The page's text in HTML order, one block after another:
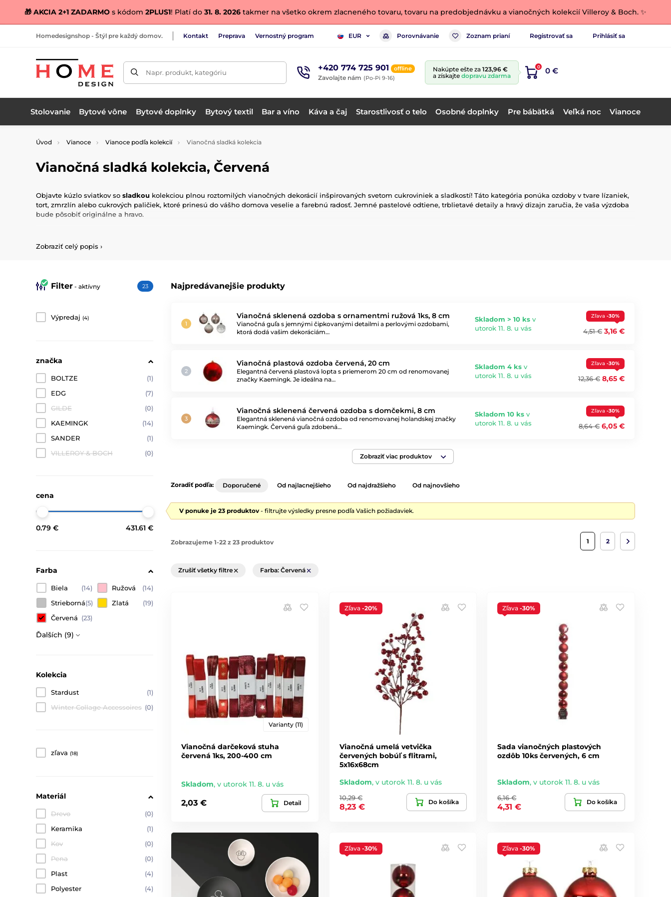
🎁 AKCIA 2+1 ZADARMO s kódom 2PLUS1! Platí do 31. 8. 2026 takmer na všetko okrem zlacneného tovaru, tovaru na predobjednávku a vianočných kolekcií Villeroy & Boch. ✨
Homedesignshop - Štýl pre každý domov. Kontakt Preprava Vernostný program EUR Porovnávanie Zoznam prianí Registrovať sa Prihlásiť sa
Napr. produkt, kategóriu +420 774 725 901 offline
Zavolajte nám (Po-Pi 9-16)
Nakúpte ešte za 123,96 €
a získajte dopravu zdarma
0 0 €
Stolovanie Bytové vône Bytové doplnky Bytový textil Bar a víno Káva a čaj Starostlivosť o telo Osobné doplnky Pre bábätká Veľká noc Vianoce
Úvod Vianoce Vianoce podľa kolekcií Vianočná sladká kolekcia
Vianočná sladká kolekcia, Červená
Objavte kúzlo sviatkov so sladkou kolekciou plnou roztomilých vianočných dekorácií inšpirovaných svetom cukroviniek a sladkostí! Táto kategória ponúka ozdoby v tvare lízaniek,
tort, zmrzlín alebo cukrových paličiek, ktoré prinesú do vášho domova veselie a farebnú radosť. Jemné pastelové odtiene, trblietavé detaily a hravý dizajn zaručia, že vaša výzdoba
bude pôsobiť originálne a hravo.
Zobraziť celý popis ›
Najpredávanejšie produkty
Vianočná sklenená ozdoba s ornamentmi ružová 1ks, 8 cm
Vianočná guľa s jemnými čipkovanými detailmi a perlovými ozdobami,
ktorá dodá vašim dekoráciám…
Skladom > 10 ks v
utorok 11. 8. u vás
Zľava -30%
4,51 € 3,16 €
Vianočná plastová ozdoba červená, 20 cm
Elegantná červená plastová lopta s priemerom 20 cm od renomovanej
značky Kaemingk. Je ideálna na…
Skladom 4 ks v
utorok 11. 8. u vás
Zľava -30%
12,36 € 8,65 €
Vianočná sklenená červená ozdoba s domčekmi, 8 cm
Elegantná sklenená vianočná ozdoba od renomovanej holandskej značky
Kaemingk. Červená guľa zdobená…
Skladom 10 ks v
utorok 11. 8. u vás
Zľava -30%
8,64 € 6,05 €
Zobraziť viac produktov
Filter - aktívny 23
Výpredaj (4)
značka
BOLTZE
(1)
EDG
(7)
GILDE
(0)
KAEMINGK
(14)
SANDER
(1)
VILLEROY & BOCH
(0)
cena
0.79 € 431.61 €
Farba
Biela (14) Ružová
(14)
Strieborná(5) Zlatá
(19)
Červená (23)
Ďalších (9)
Kolekcia
Stardust
(1)
Winter Collage Accessoires (0)
zľava (18)
Materiál
Drevo
(0)
Keramika
(1)
Kov
(0)
Pena
(0)
Plast
(4)
Polyester
(4)
Zoradiť podľa: Doporučené Od najlacnejšieho Od najdražšieho Od najnovšieho
V ponuke je 23 produktov - filtrujte výsledky presne podľa Vašich požiadaviek.
Zobrazujeme 1-22 z 23 produktov 1 2
Zrušiť všetky filtre Farba: Červená
Varianty (11)
Vianočná darčeková stuha
červená 1ks, 200-400 cm
Skladom, v utorok 11. 8. u vás
2,03 € Detail
Zľava -20%
Vianočná umelá vetvička
červených bobúľ s flitrami,
5x16x68cm
Skladom, v utorok 11. 8. u vás
10,29 €
8,23 €
Do košíka
Zľava-30%
Sada vianočných plastových
ozdôb 10ks červených, 6 cm
Skladom,v utorok 11. 8. u vás
6,16 €
4,31 €
Do košíka
Zľava -30% Zľava-30%